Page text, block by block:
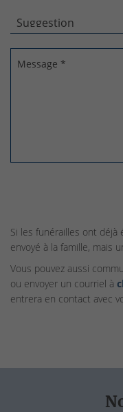
Message *
Si les funérailles ont déjà
envoyé à la famille, mais
Vous pouvez aussi
ou envoyer un courriel à
entrera en contact avec